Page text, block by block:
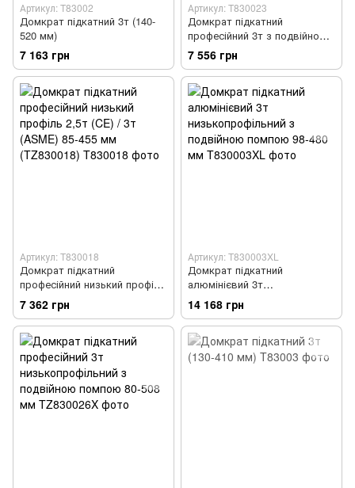
Артикул: T83002
Домкрат підкатний 3т (140-
520 мм)
7 163 грн
Артикул: T830023
Домкрат підкатний
професійний 3т з подвійною
помпою 130-465мм
7 556 грн
Артикул: T830018
Домкрат підкатний
професійний низький профіль
2,5т (CE) / 3т (ASME) 85-455
мм (TZ830018)
7 362 грн
Артикул: T830003XL
Домкрат підкатний
алюмінієвий 3т
низькопрофільний з
подвійною помпою 98-480 мм
14 168 грн